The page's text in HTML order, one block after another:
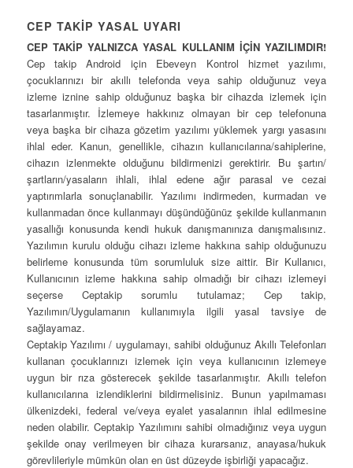
CEP TAKİP YASAL UYARI
CEP TAKİP YALNIZCA YASAL KULLANIM İÇİN YAZILIMDIR!
Cep takip Android için Ebeveyn Kontrol hizmet yazılımı,
çocuklarınızı bir akıllı telefonda veya sahip olduğunuz veya
izleme iznine sahip olduğunuz başka bir cihazda izlemek için
tasarlanmıştır. İzlemeye hakkınız olmayan bir cep telefonuna
veya başka bir cihaza gözetim yazılımı yüklemek yargı yasasını
ihlal eder. Kanun, genellikle, cihazın kullanıcılarına/sahiplerine,
cihazın izlenmekte olduğunu bildirmenizi gerektirir. Bu şartın/
şartların/yasaların ihlali, ihlal edene ağır parasal ve cezai
yaptırımlarla sonuçlanabilir. Yazılımı indirmeden, kurmadan ve
kullanmadan önce kullanmayı düşündüğünüz şekilde kullanmanın
yasallığı konusunda kendi hukuk danışmanınıza danışmalısınız.
Yazılımın kurulu olduğu cihazı izleme hakkına sahip olduğunuzu
belirleme konusunda tüm sorumluluk size aittir. Bir Kullanıcı,
Kullanıcının izleme hakkına sahip olmadığı bir cihazı izlemeyi
seçerse Ceptakip sorumlu tutulamaz; Cep takip,
Yazılımın/Uygulamanın kullanımıyla ilgili yasal tavsiye de
sağlayamaz.
Ceptakip Yazılımı / uygulamayı, sahibi olduğunuz Akıllı Telefonları
kullanan çocuklarınızı izlemek için veya kullanıcının izlemeye
uygun bir rıza gösterecek şekilde tasarlanmıştır. Akıllı telefon
kullanıcılarına izlendiklerini bildirmelisiniz. Bunun yapılmaması
ülkenizdeki, federal ve/veya eyalet yasalarının ihlal edilmesine
neden olabilir. Ceptakip Yazılımını sahibi olmadığınız veya uygun
şekilde onay verilmeyen bir cihaza kurarsanız, anayasa/hukuk
görevlileriyle mümkün olan en üst düzeyde işbirliği yapacağız.